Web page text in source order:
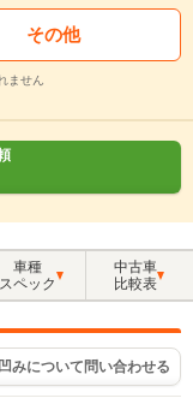
その他
ません
車種
スペック
中古車
比較表
みについて問い合わせる